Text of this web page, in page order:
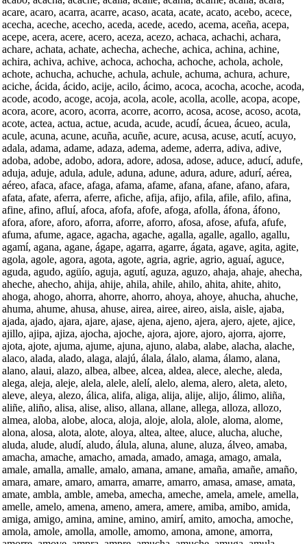
acare, acaro, acarra, acarre, acaso, acata, acate, acato, acebo, acece,
acecha, aceche, acecho, aceda, acede, acedo, acema, aceña, acepa,
acepe, acera, acere, acero, aceza, acezo, achaca, achachi, achara,
achare, achata, achate, achecha, acheche, achica, achina, achine,
achira, achiva, achive, achoca, achocha, achoche, achola, achole,
achote, achucha, achuche, achula, achule, achuma, achura, achure,
aciche, ácida, ácido, acije, acilo, ácimo, acoca, acocha, acoche, acoda,
acode, acodo, acoge, acoja, acola, acole, acolla, acolle, acopa, acope,
acora, acore, acoro, acorra, acorre, acorro, acosa, acose, acoso, acota,
acote, actea, actua, actue, acuda, acude, acudí, ácuea, ácueo, acula,
acule, acuna, acune, acuña, acuñe, acure, acusa, acuse, acutí, acuyo,
adala, adama, adame, adaza, adema, ademe, aderra, adiva, adive,
adoba, adobe, adobo, adora, adore, adosa, adose, aduce, aducí, adufe,
aduja, aduje, adula, adule, aduna, adune, adura, adure, adurí, aérea,
aéreo, afaca, aface, afaga, afama, afame, afana, afane, afano, afara,
afata, afate, aferra, aferre, afiche, afija, afijo, afila, afile, afilo, afina,
afine, afino, afluí, afoca, afofa, afofe, afoga, afolla, áfona, áfono,
afora, afore, aforo, aforra, aforre, aforro, afosa, afose, afufa, afufe,
afuma, afume, agace, agacha, agache, agalla, agalle, agallo, agallu,
agamí, agana, agane, ágape, agarra, agarre, ágata, agave, agita, agite,
agola, agole, agora, agota, agote, agria, agrie, agrio, aguaí, aguce,
aguda, agudo, agüío, aguja, agutí, aguza, aguzo, ahaja, ahaje, ahecha,
aheche, ahecho, ahija, ahije, ahila, ahile, ahilo, ahita, ahite, ahito,
ahoga, ahogo, ahorra, ahorre, ahorro, ahoya, ahoye, ahucha, ahuche,
ahuma, ahume, ahusa, ahuse, airea, airee, aireo, aisla, aisle, ajaba,
ajada, ajado, ajara, ajare, ajase, ajena, ajeno, ajera, ajero, ajete, ajice,
ajillo, ajipa, ajiza, ajocha, ajoche, ajora, ajore, ajoro, ajorra, ajorre,
ajota, ajote, ajuma, ajume, ajuna, ajuno, alaba, alabe, alacha, alache,
alaco, alada, alado, alaga, alajú, álala, álalo, alama, álamo, alana,
alano, alaui, alazo, albea, albee, alcea, aldea, alece, aleche, aleda,
alega, aleja, aleje, alela, alele, alelí, alelo, alema, alero, aleta, aleto,
aleve, aleya, alezo, álica, alifa, aliga, alija, alije, alijo, álimo, aliña,
aliñe, aliño, alisa, alise, aliso, allana, allane, allega, alloza, allozo,
almea, aloba, alobe, aloca, aloja, aloje, alola, alole, aloma, alome,
alona, alosa, alota, alote, aloya, altea, altee, aluce, alucha, aluche,
aluda, alude, aludí, aludo, álula, aluna, alune, aluza, álveo, amaba,
amacha, amache, amacho, amada, amado, amaga, amago, amala,
amale, amalla, amalle, amalo, amana, amane, amaña, amañe, amaño,
amara, amare, amaro, amarra, amarre, amarro, amasa, amase, amata,
amate, ambla, amble, ameba, amecha, ameche, amela, amele, amella,
amelle, amelo, amena, ameno, amera, amere, amiba, amibo, amida,
amiga, amigo, amina, amine, amino, amirí, amito, amocha, amoche,
amola, amole, amolla, amolle, amomo, amona, amone, amorra,